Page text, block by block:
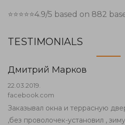
⭐⭐⭐⭐⭐4.9/5 based on 882
TESTIMONIALS
Дмитрий Марков
22.03.2019.
facebook.com
Заказывал окна и террасную
,без проволочек-установил ,